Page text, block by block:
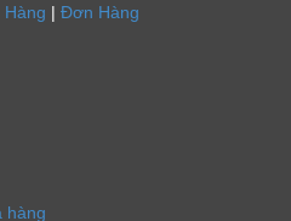
Hàng | Đơn Hàng
hàng